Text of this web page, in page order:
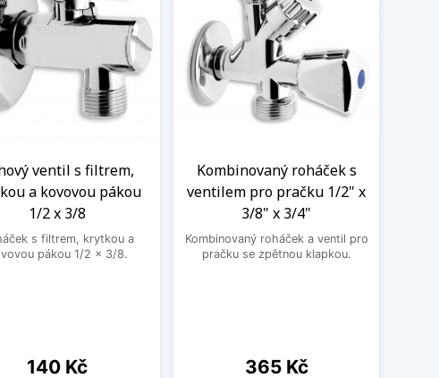
ventil s filtrem,
a kovovou pákou
1/2 x 3/8
s filtrem, krytkou a
pákou 1/2 x 3/8.
Cena
140 Kč
Kombinovaný roháček s
ventilem pro pračku 1/2" x
3/8" x 3/4"
Kombinovaný roháček a ventil pro
pračku se zpětnou klapkou.
Cena
365 Kč